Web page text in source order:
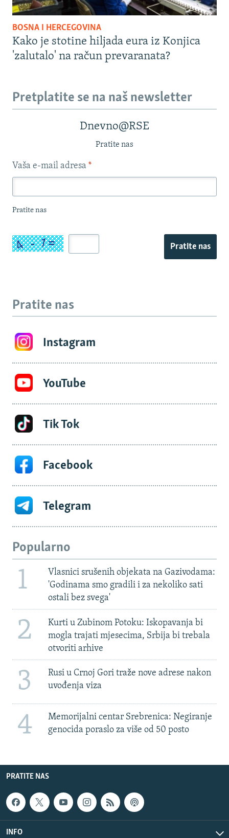
BOSNA I HERCEGOVINA
Kako je stotine hiljada eura iz Konjica
'zalutalo' na račun prevaranata?
Pretplatite se na naš newsletter
Dnevno@RSE
Pratite nas
Vaša e-mail adresa *
Pratite nas
Pratite nas
Pratite nas
Instagram
YouTube
Tik Tok
Facebook
Telegram
Popularno
1
Vlasnici srušenih objekata na Gazivodama:
'Godinama smo gradili i za nekoliko sati
ostali bez svega'
2
Kurti u Zubinom Potoku: Iskopavanja bi
mogla trajati mjesecima, Srbija bi trebala
otvoriti arhive
3
Rusi u Crnoj Gori traže nove adrese nakon
uvođenja viza
4
Memorijalni centar Srebrenica: Negiranje
genocida poraslo za više od 50 posto
PRATITE NAS
INFO